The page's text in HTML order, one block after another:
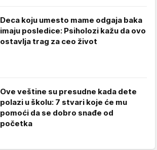
Deca koju umesto mame odgaja baka
imaju posledice: Psiholozi kažu da ovo
ostavlja trag za ceo život
Ove veštine su presudne kada dete
polazi u školu: 7 stvari koje će mu
pomoći da se dobro snađe od
početka